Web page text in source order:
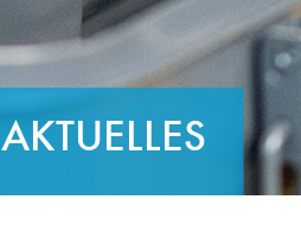
AKTUELLES